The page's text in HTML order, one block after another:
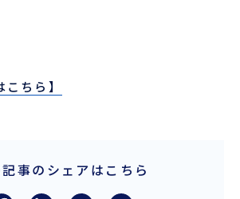
こちら】
事のシェアはこちら